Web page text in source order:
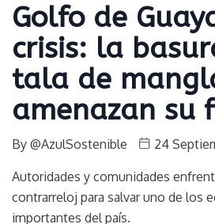
Golfo de
crisis: la
tala de
amenazan su
By @AzulSostenible 24
Autoridades y comunidades
contrarreloj para salvar uno de los
importantes del país.